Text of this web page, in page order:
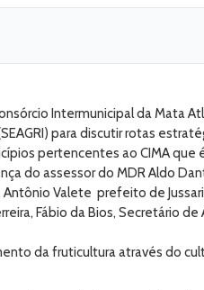
Intermunicipal da Mata
para discutir rotas
pertencentes ao CIMA
do assessor do MDR Aldo
Valete prefeito de
Fábio da Bios, Secretário
da fruticultura através do